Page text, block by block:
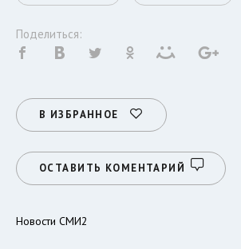
Поделиться:
В ИЗБРАННОЕ
ОСТАВИТЬ КОМЕНТАРИЙ
Новости СМИ2